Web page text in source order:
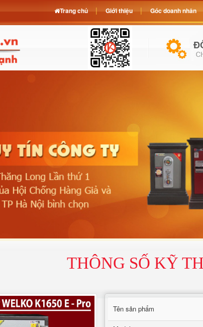
THÔNG SỐ KỸ
Tên sản phẩm
Trang chủ Giới thiệu Góc doanh nhân